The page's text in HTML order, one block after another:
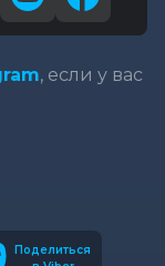
, если у вас
Поделиться